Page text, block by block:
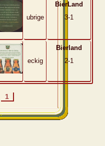
ubrige
BierLand
3-1
eckig
Bierland
2-1
1